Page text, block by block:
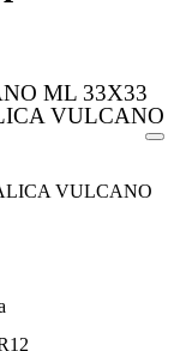
ML 33X33
VULCANO
VULCANO